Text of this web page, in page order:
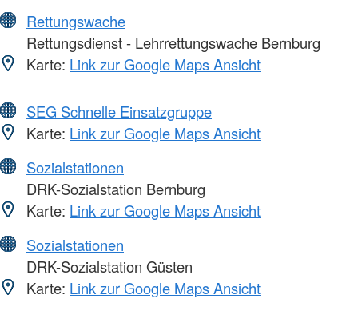
Rettungswache
Rettungsdienst - Lehrrettungswache Bernburg
Karte: Link zur Google Maps Ansicht
SEG Schnelle Einsatzgruppe
Karte: Link zur Google Maps Ansicht
Sozialstationen
DRK-Sozialstation Bernburg
Karte: Link zur Google Maps Ansicht
Sozialstationen
DRK-Sozialstation Güsten
Karte: Link zur Google Maps Ansicht